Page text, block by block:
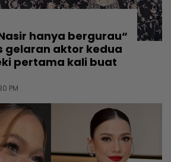
hanya bergurau“
gelaran aktor kedua
pertama kali buat
PM